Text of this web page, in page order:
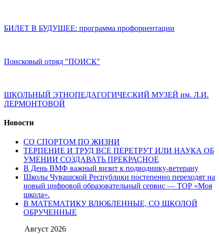
БИЛЕТ В БУДУЩЕЕ: программа профориентации
Поисковый отряд "ПОИСК"
ШКОЛЬНЫЙ ЭТНОПЕДАГОГИЧЕСКИЙ МУЗЕЙ им. Л.И.
ЛЕРМОНТОВОЙ
Новости
СО СПОРТОМ ПО ЖИЗНИ
ТЕРПЕНИЕ И ТРУД ВСЕ ПЕРЕТРУТ ИЛИ НАУКА ОБ
УМЕНИИ СОЗДАВАТЬ ПРЕКРАСНОЕ
В День ВМФ важный визит к подводнику-ветерану
Школы Чувашской Республики постепенно переходят на
новый цифровой образовательный сервис — ТОР «Моя
школа».
В МАТЕМАТИКУ ВЛЮБЛЕННЫЕ, СО ШКОЛОЙ
ОБРУЧЕННЫЕ
Август 2026